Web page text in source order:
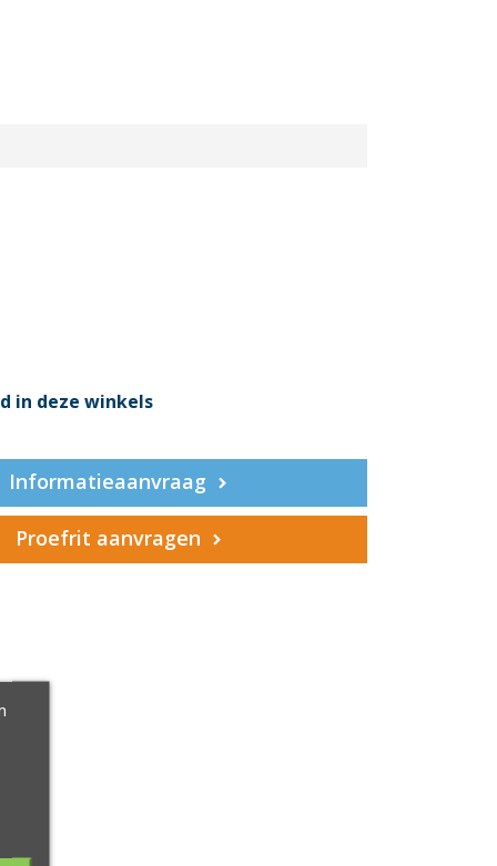
in deze winkels
Informatieaanvraag
Proefrit aanvragen